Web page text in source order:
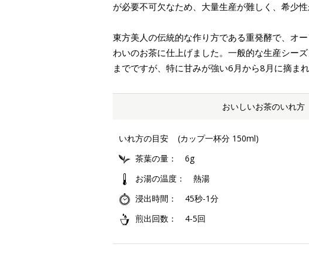
が必要不可欠なため、大量生産が難しく、希少性
東方美人の伝統的な作り方である重発酵で、オ
わいのお茶に仕上げました。一般的な生産シー
までですが、特に甘みが強い6月から8月に摘ま
おいしいお茶のいれ方
いれ方の目安
(カップ一杯分 150ml)
茶葉の量
6g
お湯の温度
熱湯
浸出時間
45秒-1分
煎出回数
4-5回